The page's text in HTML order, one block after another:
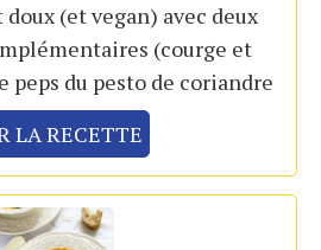
(et vegan) avec deux
(courge et
peps du pesto de coriandre
LA RECETTE